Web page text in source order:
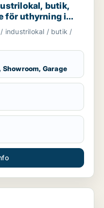
butik,
för uthyrning i
eller Täby m.fl.
industrilokal / butik /
Garage
kontorsplats,